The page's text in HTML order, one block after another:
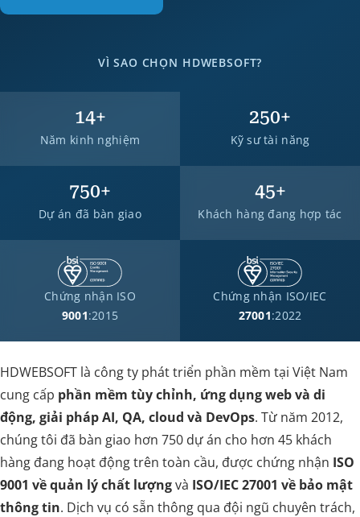
VÌ SAO CHỌN HDWEBSOFT?
14+
Năm kinh nghiệm
250+
Kỹ sư tài năng
750+
Dự án đã bàn giao
45+
Khách hàng đang hợp tác
Chứng nhận ISO
9001:2015
Chứng nhận ISO/IEC
27001:2022
HDWEBSOFT là công ty phát triển phần mềm tại Việt Nam
cung cấp phần mềm tùy chỉnh, ứng dụng web và di
động, giải pháp AI, QA, cloud và DevOps. Từ năm 2012,
chúng tôi đã bàn giao hơn 750 dự án cho hơn 45 khách
hàng đang hoạt động trên toàn cầu, được chứng nhận ISO
9001 về quản lý chất lượngvà ISO/IEC 27001 về bảo mật
thông tin. Dịch vụ có sẵn thông qua đội ngũ chuyên trách,